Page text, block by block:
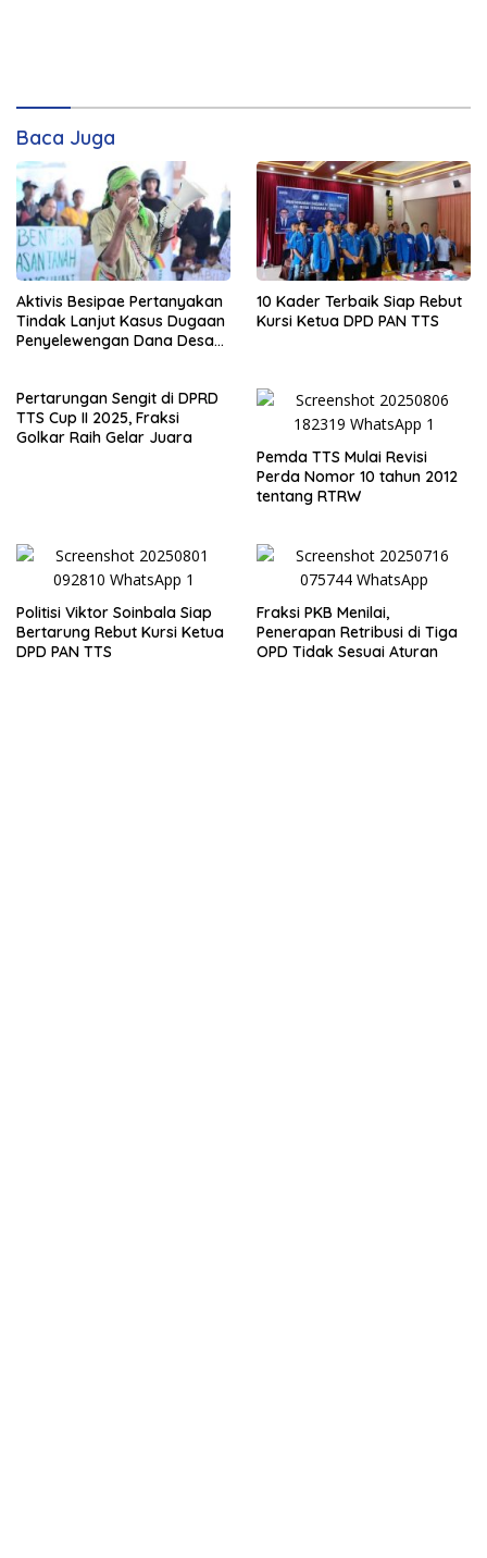
Baca Juga
Aktivis Besipae Pertanyakan
Tindak Lanjut Kasus Dugaan
Penyelewengan Dana Desa
10 Kader Terbaik Siap Rebut
Kursi Ketua DPD PAN TTS
Pertarungan Sengit di DPRD
TTS Cup II 2025, Fraksi
Golkar Raih Gelar Juara
Pemda TTS Mulai Revisi
Perda Nomor 10 tahun 2012
tentang RTRW
Politisi Viktor Soinbala Siap
Bertarung Rebut Kursi Ketua
DPD PAN TTS
Fraksi PKB Menilai,
Penerapan Retribusi di Tiga
OPD Tidak Sesuai Aturan